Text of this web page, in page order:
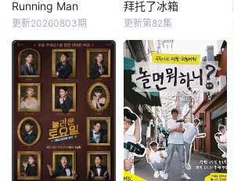
事？孩子今天怎么
满面愁容，又为什
通过这个节目家长
对这些问题会有更
深的思考。
目。 该节
目于2007年8月5
月两天一夜第三季
结束后，于2019年
12月8日播出第四
季。 节目每周
日下午6点30分
（韩国时间）播
出。
李光洙
Running Man是韩
国SBS电视台周末
娱乐节目《星期天
真好》新的版块，
是韩国著名主持人
刘在石自“家族诞
生”第一季结束后时
Running Man
更新20260803期
拜托了冰箱
郑佳恩
《拜托了冰箱》节
目方式是嘉宾和自
己家里的冰箱一起
到节目现场，六位
厨师直接使用冰箱
里的原材料，用最
常见的食材在15分
拜托了冰箱
更新第82集